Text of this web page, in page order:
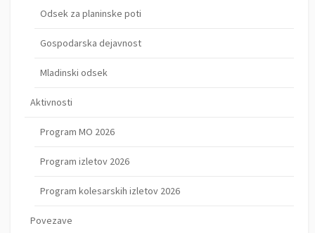
Odsek za planinske poti
Gospodarska dejavnost
Mladinski odsek
Aktivnosti
Program MO 2026
Program izletov 2026
Program kolesarskih izletov 2026
Povezave